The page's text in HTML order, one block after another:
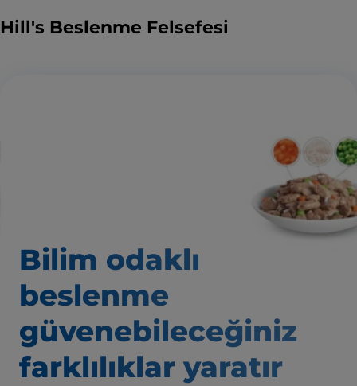
Hill's Beslenme Felsefesi
Bilim odaklı
beslenme
güvenebileceğiniz
farklılıklar yaratır